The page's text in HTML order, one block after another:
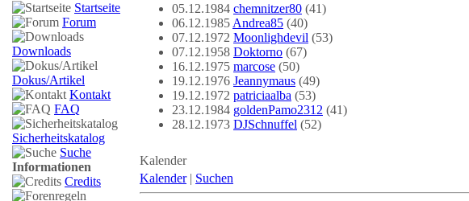
Startseite
Forum
Downloads
Dokus/Artikel
Kontakt
FAQ
Sicherheitskatalog
Suche
Informationen
Credits
05.12.1984 chemnitzer80 (41)
06.12.1985 Andrea85 (40)
07.12.1972 Moonlighdevil (53)
07.12.1958 Doktorno (67)
16.12.1975 marcose (50)
19.12.1976 Jeannymaus (49)
19.12.1972 patriciaalba (53)
23.12.1984 goldenPamo2312 (41)
28.12.1973 DJSchnuffel (52)
Kalender
Kalender | Suchen